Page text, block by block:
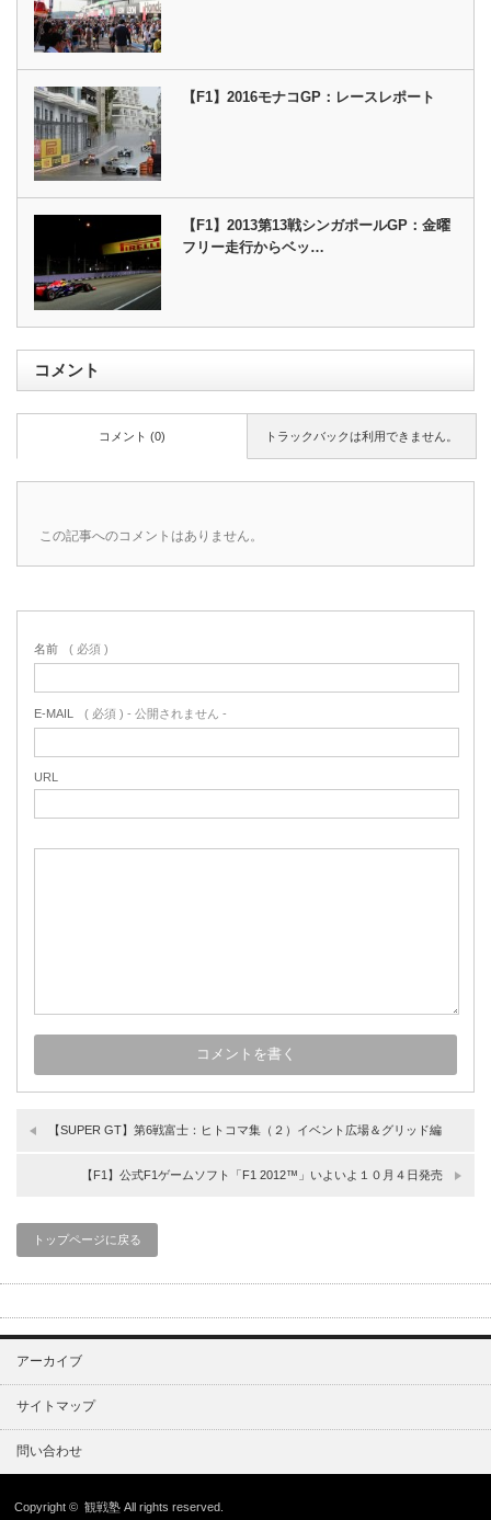
【F1】2016モナコGP：レースレポート
【F1】2013第13戦シンガポールGP：金曜
フリー走行からベッ…
コメント
トラックバックは利用できません。
コメント (0)
この記事へのコメントはありません。
名前 ( 必須 )
E-MAIL ( 必須 ) - 公開されません -
URL
【SUPER GT】第6戦富士：ヒトコマ集（２）イベント広場＆グリッド編
【F1】公式F1ゲームソフト「F1 2012™」いよいよ１０月４日発売
トップページに戻る
アーカイブ
サイトマップ
問い合わせ
Copyright ©観戦塾 All rights reserved.